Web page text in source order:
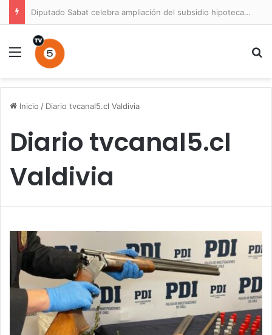
Diputado Sabat celebra ampliación del subsidio hipotecario con viviendas de hasta 6.000 UF
Menú
Inicio / Diario tvcanal5.cl Valdivia
Diario tvcanal5.cl
Valdivia